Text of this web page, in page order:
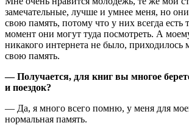
замечательные, лучше и умнее меня, но
свою память, потому что у них всегда
момент они могут туда посмотреть. А
никакого интернета не было, приходилось
свою память.
— Получается, для книг вы многое
и поездок?
— Да, я много всего помню, у меня для
нормальная память.